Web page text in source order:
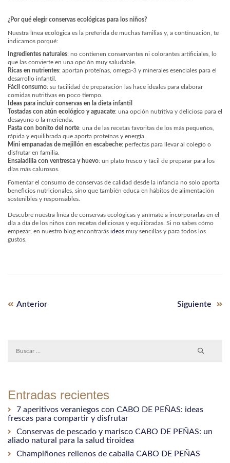
¿Por qué elegir conservas ecológicas para los niños?
Nuestra línea ecológica es la preferida de muchas familias y, a continuación, te
indicamos porqué:
Ingredientes naturales: no contienen conservantes ni colorantes artificiales, lo
que las convierte en una opción muy saludable.
Ricas en nutrientes: aportan proteínas, omega-3 y minerales esenciales para el
desarrollo infantil.
Fácil consumo: su facilidad de preparación las hace ideales para elaborar
comidas nutritivas en poco tiempo.
Ideas para incluir conservas en la dieta infantil
Tostadas con atún ecológico y aguacate: una opción nutritiva y deliciosa para el
desayuno o la merienda.
Pasta con bonito del norte: una de las recetas favoritas de los más pequeños,
rápida y equilibrada que aporta proteínas y energía.
Mini empanadas de mejillón en escabeche: perfectas para llevar al colegio o
disfrutar en familia.
Ensaladilla con ventresca y huevo: un plato fresco y fácil de preparar para los
días más calurosos.
Fomentar el consumo de conservas de calidad desde la infancia no solo aporta
beneficios nutricionales, sino que también educa en hábitos de alimentación
sostenibles y responsables.
Descubre nuestra línea de conservas ecológicas y anímate a incorporarlas en el
día a día de los niños con recetas deliciosas y equilibradas. Si no sabes cómo
empezar, en nuestro blog encontrarás ideas muy sencillas y para todos los
gustos.
Navegación
Entrada
Anterior
Siguiente
Siguiente
Entradas recientes
7 aperitivos veraniegos con CABO DE PEÑAS: ideas
frescas para compartir y disfrutar
Conservas de pescado y marisco CABO DE PEÑAS: un
aliado natural para la salud tiroidea
Champiñones rellenos de caballa CABO DE PEÑAS